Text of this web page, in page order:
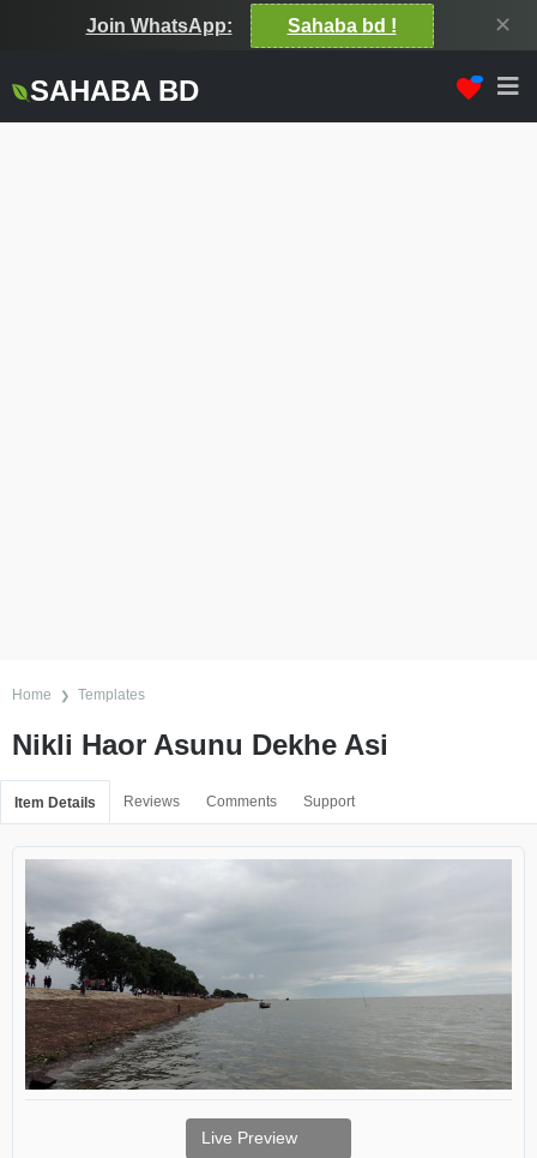
Join WhatsApp: Sahaba bd ! ✕
SAHABA BD
Home Templates
Nikli Haor Asunu Dekhe Asi
Item Details Reviews Comments Support
Live Preview